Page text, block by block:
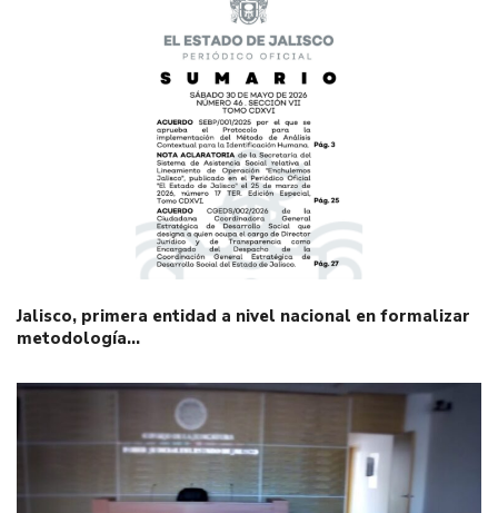
Jalisco, primera entidad a nivel nacional en formalizar
metodología…